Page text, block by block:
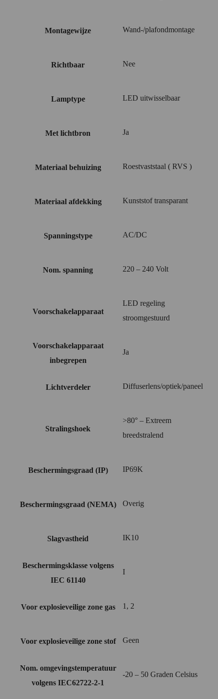
Montagewijze Wand-/plafondmontage
Richtbaar Nee
Lamptype LED uitwisselbaar
Met lichtbron Ja
Materiaal behuizing Roestvaststaal ( RVS )
Materiaal afdekking Kunststof transparant
Spanningstype AC/DC
Nom. spanning 220 – 240 Volt
Voorschakelapparaat
LED regeling
stroomgestuurd
Voorschakelapparaat
inbegrepen
Ja
Lichtverdeler Diffuserlens/optiek/paneel
Stralingshoek
>80° – Extreem
breedstralend
Beschermingsgraad (IP) IP69K
Beschermingsgraad (NEMA) Overig
Slagvastheid IK10
Beschermingsklasse volgens
IEC 61140
I
Voor explosieveilige zone gas 1, 2
Voor explosieveilige zone stof Geen
Nom. omgevingstemperatuur
volgens IEC62722-2-1
-20 – 50 Graden Celsius